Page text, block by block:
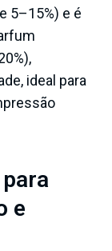
5–15%) e é
ideal para
e